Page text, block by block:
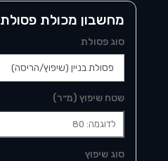
מחשבון מכולת פסולת
סוג פסולת
שטח שיפוץ (מ״ר)
סוג שיפוץ